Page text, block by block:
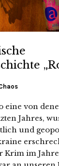
eine von
Jahres,
und
Krim im